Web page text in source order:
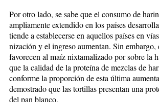
Por otro lado, se sabe que el consumo de
ampliamente extendido en los países
tiende a establecerse en aquellos países en
ni­zación y el ingreso aumentan. Sin embargo,
favorecen al maíz nixtamalizado por so­­bre la
que la calidad de la proteína de mezclas de
conforme la proporción de esta última
demostrado que las tortillas presentan una
del pan blanco.